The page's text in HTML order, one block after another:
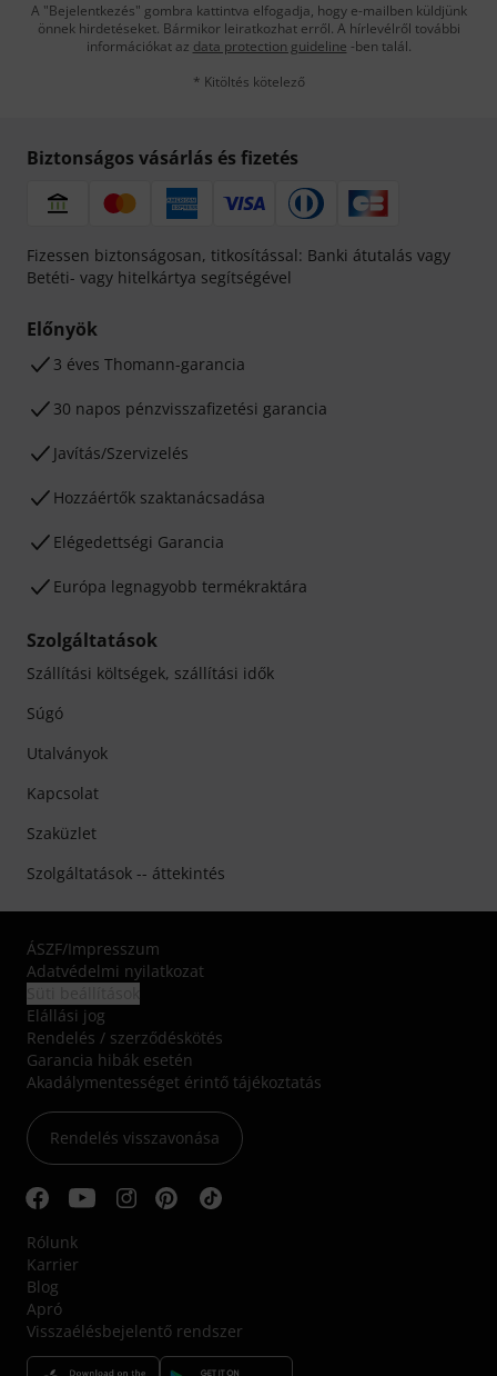
A "Bejelentkezés" gombra kattintva elfogadja, hogy e-mailben küldjünk
önnek hirdetéseket. Bármikor leiratkozhat erről. A hírlevélről további
információkat az data protection guideline -ben talál.
* Kitöltés kötelező
Biztonságos vásárlás és fizetés
Fizessen biztonságosan, titkosítással: Banki átutalás vagy
Betéti- vagy hitelkártya segítségével
Előnyök
3 éves Thomann-garancia
30 napos pénzvisszafizetési garancia
Javítás/Szervizelés
Hozzáértők szaktanácsadása
Elégedettségi Garancia
Európa legnagyobb termékraktára
Szolgáltatások
Szállítási költségek, szállítási idők
Súgó
Utalványok
Kapcsolat
Szaküzlet
Szolgáltatások -- áttekintés
ÁSZF/Impresszum
Adatvédelmi nyilatkozat
Elállási jog
Rendelés / szerződéskötés
Garancia hibák esetén
Akadálymentességet érintő tájékoztatás
Rendelés visszavonása
Rólunk
Karrier
Blog
Apró
Visszaélésbejelentő rendszer